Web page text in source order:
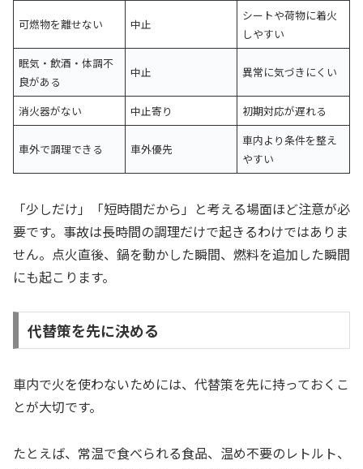
可燃物を離せない 中止
シートや荷物に着火
しやすい
眠気・飲酒・体調不
良がある
中止 異常に気づきにくい
消火器がない 中止寄り 初期対応が遅れる
車外で調理できる 車外優先
車内より条件を整え
やすい
「少しだけ」「短時間だから」と考える場面ほど注意が必
要です。事故は長時間の調理だけで起きるわけではありま
せん。点火直後、鍋を動かした瞬間、燃料を追加した瞬間
にも起こります。
代替策を先に決める
車内で火を使わないためには、代替策を先に持っておくこ
とが大切です。
たとえば、常温で食べられる食品、温め不要のレトルト、